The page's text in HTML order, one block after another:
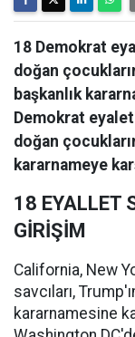
18 Demokrat
doğan
başkanlık
Demokrat eyalet
doğan
kararnameye
18 EYALLET
GİRİŞİM
California, New
savcıları,
kararnamesine